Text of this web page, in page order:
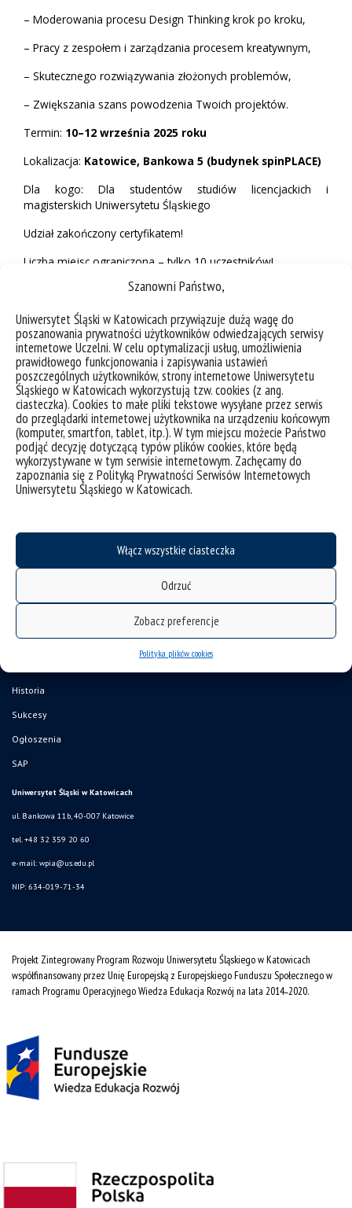
Szanowni Państwo,
Uniwersytet Śląski w Katowicach przywiązuje dużą wagę do
poszanowania prywatności użytkowników odwiedzających serwisy
internetowe Uczelni. W celu optymalizacji usług, umożliwienia
prawidłowego funkcjonowania i zapisywania ustawień
poszczególnych użytkowników, strony internetowe Uniwersytetu
Śląskiego w Katowicach wykorzystują tzw. cookies (z ang.
ciasteczka). Cookies to małe pliki tekstowe wysyłane przez serwis
do przeglądarki internetowej użytkownika na urządzeniu końcowym
(komputer, smartfon, tablet, itp.). W tym miejscu możecie Państwo
podjąć decyzję dotyczącą typów plików cookies, które będą
wykorzystywane w tym serwisie internetowym. Zachęcamy do
zapoznania się z Polityką Prywatności Serwisów Internetowych
Uniwersytetu Śląskiego w Katowicach.
Włącz wszystkie ciasteczka
Odrzuć
Zobacz preferencje
Polityka plików cookies
– Moderowania procesu Design Thinking krok po kroku,
– Pracy z zespołem i zarządzania procesem kreatywnym,
– Skutecznego rozwiązywania złożonych problemów,
– Zwiększania szans powodzenia Twoich projektów.
Termin: 10–12 września 2025 roku
Lokalizacja: Katowice, Bankowa 5 (budynek spinPLACE)
Dla kogo: Dla studentów studiów licencjackich i
magisterskich Uniwersytetu Śląskiego
Udział zakończony certyfikatem!
Liczba miejsc ograniczona – tylko 10 uczestników!
Nie zwlekaj – zapisz się pod linkiem
Działaj jak prawdziwy przedsiębiorca i moderator innowacji!
Wydarzenie organizowane w ramach projektu „jUŚt transition –
Potencjał Uniwersytetu Śląskiego podstawą Sprawiedliwej
Transformacji regionu” – FESL.10.25-IZ.01-0369/23-00.
deklaracja dostępności
Historia
Sukcesy
Ogłoszenia
SAP
Uniwersytet Śląski w Katowicach
ul. Bankowa 11b, 40-007 Katowice
tel. +48 32 359 20 60
e-mail: wpia@us.edu.pl
NIP: 634-019-71-34
Projekt Zintegrowany Program Rozwoju Uniwersytetu Śląskiego w Katowicach
współfinansowany przez Unię Europejską z Europejskiego Funduszu Społecznego w
ramach Programu Operacyjnego Wiedza Edukacja Rozwój na lata 2014˗2020.